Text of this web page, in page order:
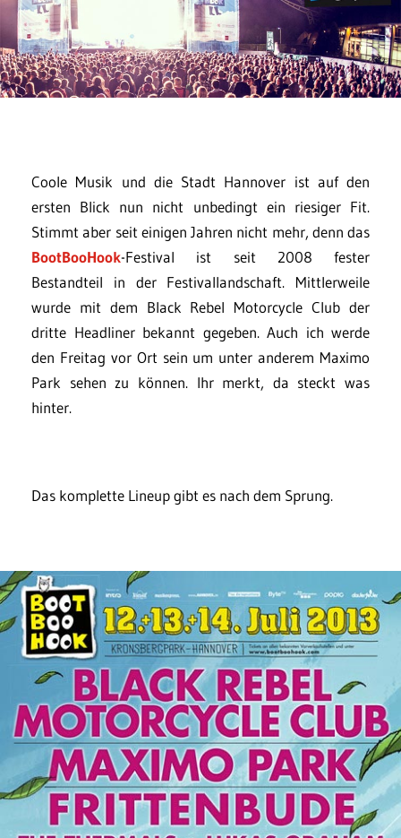
Coole Musik und die Stadt Hannover ist auf den
ersten Blick nun nicht unbedingt ein riesiger Fit.
Stimmt aber seit einigen Jahren nicht mehr, denn das
BootBooHook-Festival ist seit 2008 fester
Bestandteil in der Festivallandschaft. Mittlerweile
wurde mit dem Black Rebel Motorcycle Club der
dritte Headliner bekannt gegeben. Auch ich werde
den Freitag vor Ort sein um unter anderem Maximo
Park sehen zu können. Ihr merkt, da steckt was
hinter.
Das komplette Lineup gibt es nach dem Sprung.